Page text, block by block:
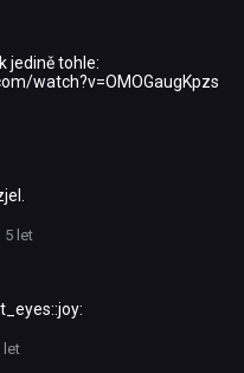
jedině tohle:
watch?v=OMOGaugKpzs
5 let
let